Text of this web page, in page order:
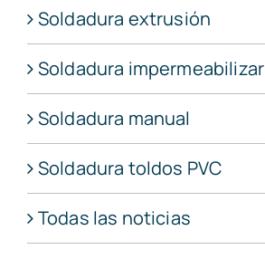
Soldadura extrusión
Soldadura impermeabilizar
Soldadura manual
Soldadura toldos PVC
Todas las noticias